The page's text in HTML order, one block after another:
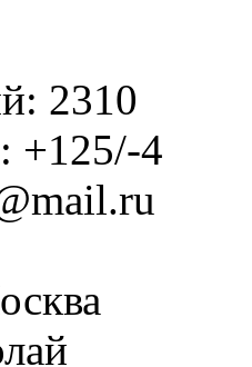
2310
+125/-4